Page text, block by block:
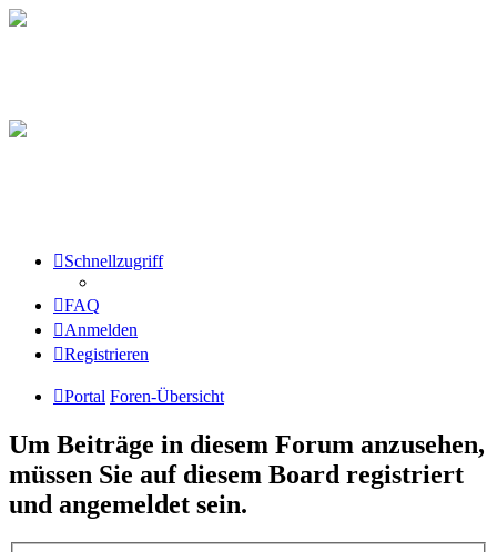
Schnellzugriff
FAQ
Anmelden
Registrieren
Portal Foren-Übersicht
Um Beiträge in diesem Forum anzusehen,
müssen Sie auf diesem Board registriert
und angemeldet sein.